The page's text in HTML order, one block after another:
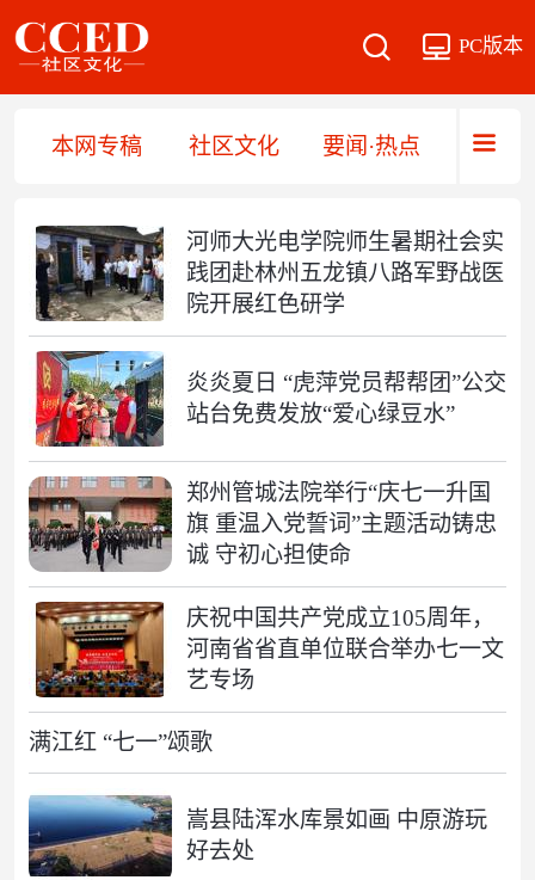
PC版本
本网专稿 社区文化 要闻·热点 直播·
河师大光电学院师生暑期社会实
践团赴林州五龙镇八路军野战医
院开展红色研学
炎炎夏日 “虎萍党员帮帮团”公交
站台免费发放“爱心绿豆水”
郑州管城法院举行“庆七一升国
旗 重温入党誓词”主题活动铸忠
诚 守初心担使命
庆祝中国共产党成立105周年，
河南省省直单位联合举办七一文
艺专场
满江红 “七一”颂歌
嵩县陆浑水库景如画 中原游玩
好去处